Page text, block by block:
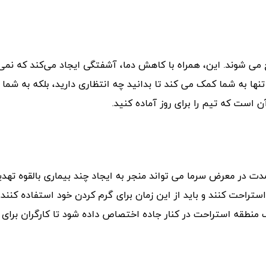
می شوند. این، همراه با کاهش دما، آشفتگی ایجاد می‌کند که
به شما کمک می کند تا بدانید چه انتظاری دارید، بلکه به
که تیم را برای روز آماده کنید.
مدت در معرض سرما می تواند منجر به ایجاد چند بیماری بالقوه
کنند و باید از این زمان برای گرم کردن خود استفاده
استراحت در کنار جاده اختصاص داده شود تا کارگران